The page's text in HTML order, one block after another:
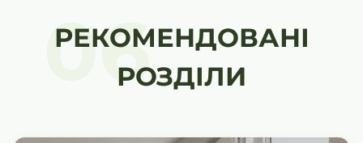
06
РЕКОМЕНДОВАНІ
РОЗДІЛИ